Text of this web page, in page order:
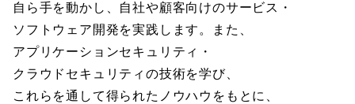
自ら手を動かし、自社や顧客向けのサービス・
ソフトウェア開発を実践します。また、
アプリケーションセキュリティ・
クラウドセキュリティの技術を学び、
これらを通して得られたノウハウをもとに、